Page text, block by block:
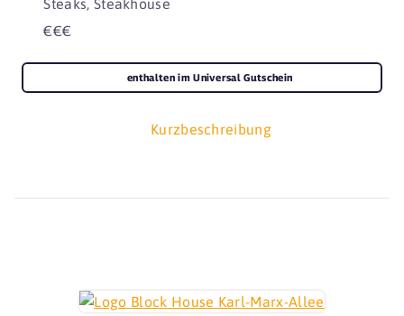
€€€
Kurzbeschreibung
enthalten im Universal Gutschein